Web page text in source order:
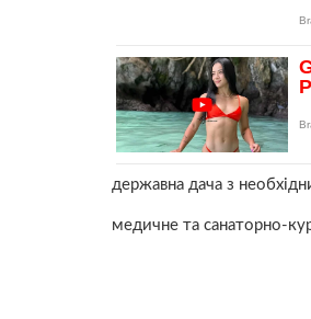
державна дача з
медичне та санаторно-